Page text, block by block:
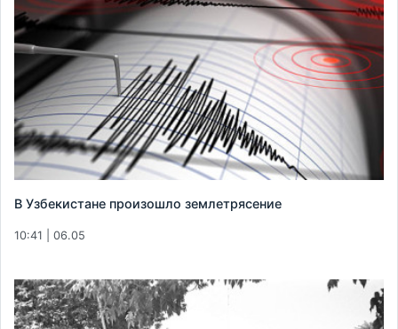
В Узбекистане произошло землетрясение
10:41 | 06.05